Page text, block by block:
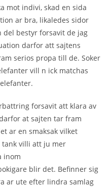
mot indivi, skad en sida
ar bra, likaledes sidor
del bestyr forsavit de jag
darfor att sajtens
serios propa till de. Soker
vill n ick matchas
forsavit att klara av
at sajten tar fram
ar en smaksak vilket
tank villi att ju mer
inom
blir det. Befinner sig
ar ute efter lindra samlag